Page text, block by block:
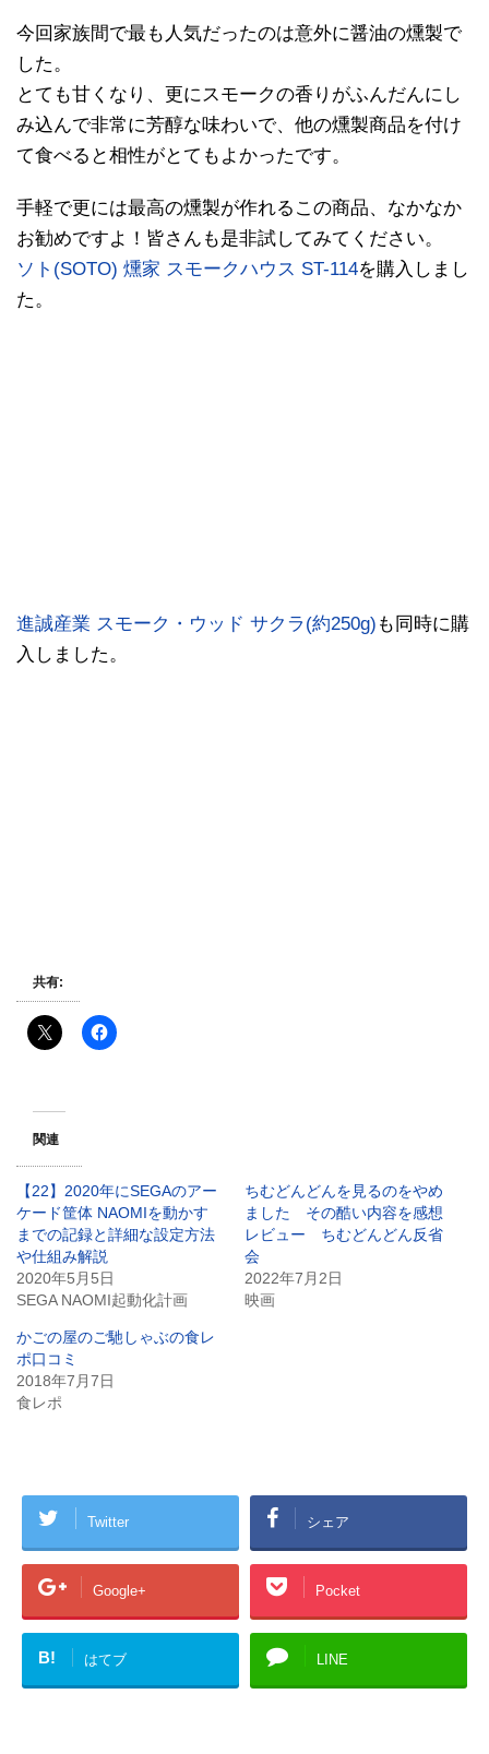
今回家族間で最も人気だったのは意外に醤油の燻製で
した。
とても甘くなり、更にスモークの香りがふんだんにし
み込んで非常に芳醇な味わいで、他の燻製商品を付け
て食べると相性がとてもよかったです。
手軽で更には最高の燻製が作れるこの商品、なかなか
お勧めですよ！皆さんも是非試してみてください。
ソト(SOTO) 燻家 スモークハウス ST-114を購入しまし
た。
進誠産業 スモーク・ウッド サクラ(約250g) も同時に購
入しました。
共有:
関連
【22】2020年にSEGAのアー
ケード筐体 NAOMIを動かす
までの記録と詳細な設定方法
や仕組み解説
2020年5月5日
SEGA NAOMI起動化計画
ちむどんどんを見るのをやめ
ました その酷い内容を感想
レビュー ちむどんどん反省
会
2022年7月2日
映画
かごの屋のご馳しゃぶの食レ
ポ口コミ
2018年7月7日
食レポ
Twitter シェア
Google+ Pocket
B! はてブ LINE